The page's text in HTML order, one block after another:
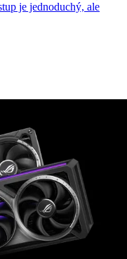
je jednoduchý, ale